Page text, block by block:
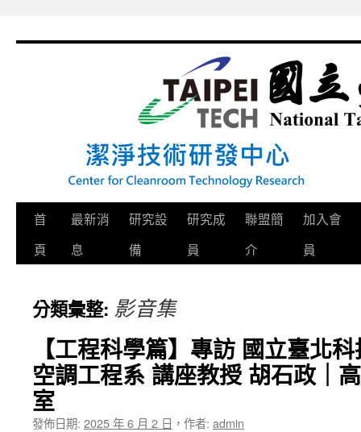
首
頁
最新消
息
研究設
備
研究成
員
聯盟簡
介
加入會
員
分類彙整: 影音集
【工程科學篇】專訪 國立臺北
空調工程系 講座教授 胡石政｜
室
發佈日期: 2025 年 6 月 2 日 ， 作者: admin